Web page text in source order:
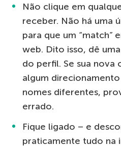
Não clique em
receber. Não há uma
para que um “match”
web. Dito isso, dê
do perfil. Se sua nova
algum
nomes diferentes,
errado.
Fique ligado – e
praticamente tudo na